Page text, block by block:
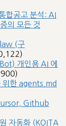
합공고 분석: AI
의 모든 것
(구
개인용 AI 에
위한 agents.md
Github
자동화 (KOITA